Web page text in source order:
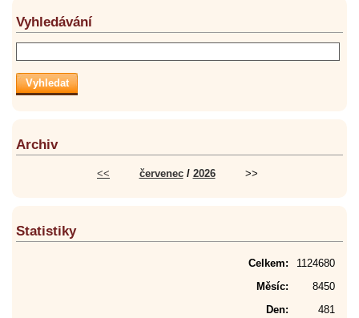
Vyhledávání
Archiv
<< červenec/ 2026 >>
Statistiky
Celkem:
1124680
Měsíc:
8450
Den:
481